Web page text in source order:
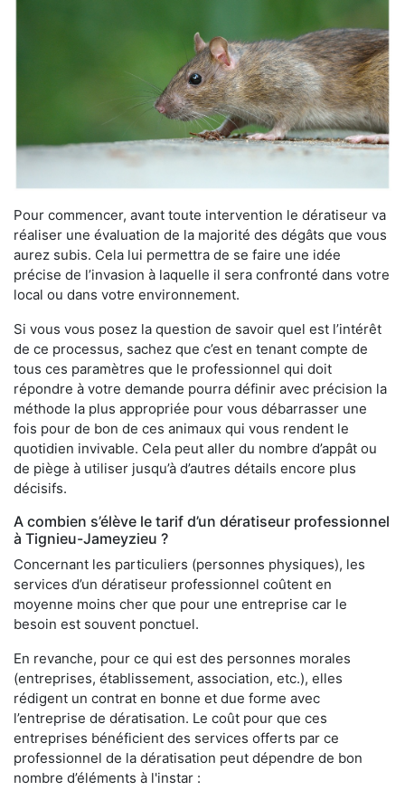
Pour commencer, avant toute intervention le dératiseur va
réaliser une évaluation de la majorité des dégâts que vous
aurez subis. Cela lui permettra de se faire une idée
précise de l’invasion à laquelle il sera confronté dans votre
local ou dans votre environnement.
Si vous vous posez la question de savoir quel est l’intérêt
de ce processus, sachez que c’est en tenant compte de
tous ces paramètres que le professionnel qui doit
répondre à votre demande pourra définir avec précision la
méthode la plus appropriée pour vous débarrasser une
fois pour de bon de ces animaux qui vous rendent le
quotidien invivable. Cela peut aller du nombre d’appât ou
de piège à utiliser jusqu’à d’autres détails encore plus
décisifs.
A combien s’élève le tarif d’un dératiseur professionnel
à Tignieu-Jameyzieu ?
Concernant les particuliers (personnes physiques), les
services d’un dératiseur professionnel coûtent en
moyenne moins cher que pour une entreprise car le
besoin est souvent ponctuel.
En revanche, pour ce qui est des personnes morales
(entreprises, établissement, association, etc.), elles
rédigent un contrat en bonne et due forme avec
l’entreprise de dératisation. Le coût pour que ces
entreprises bénéficient des services offerts par ce
professionnel de la dératisation peut dépendre de bon
nombre d’éléments à l'instar :